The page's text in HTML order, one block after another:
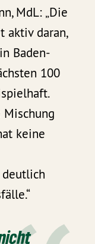
MdL: „Die
aktiv daran,
Baden-
100
keine